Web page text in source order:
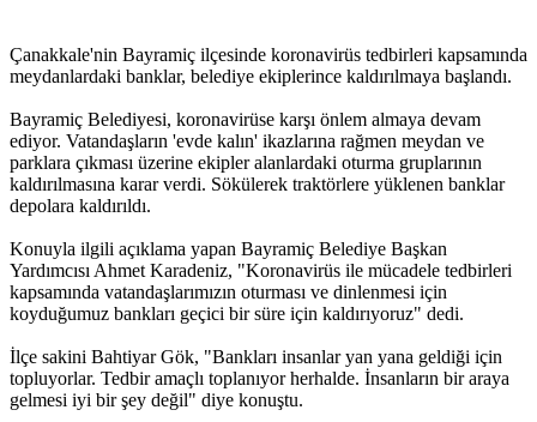
Çanakkale'nin Bayramiç ilçesinde koronavirüs tedbirleri kapsamında
meydanlardaki banklar, belediye ekiplerince kaldırılmaya başlandı.
Bayramiç Belediyesi, koronavirüse karşı önlem almaya devam
ediyor. Vatandaşların 'evde kalın' ikazlarına rağmen meydan ve
parklara çıkması üzerine ekipler alanlardaki oturma gruplarının
kaldırılmasına karar verdi. Sökülerek traktörlere yüklenen banklar
depolara kaldırıldı.
Konuyla ilgili açıklama yapan Bayramiç Belediye Başkan
Yardımcısı Ahmet Karadeniz, "Koronavirüs ile mücadele tedbirleri
kapsamında vatandaşlarımızın oturması ve dinlenmesi için
koyduğumuz bankları geçici bir süre için kaldırıyoruz" dedi.
İlçe sakini Bahtiyar Gök, "Bankları insanlar yan yana geldiği için
topluyorlar. Tedbir amaçlı toplanıyor herhalde. İnsanların bir araya
gelmesi iyi bir şey değil" diye konuştu.